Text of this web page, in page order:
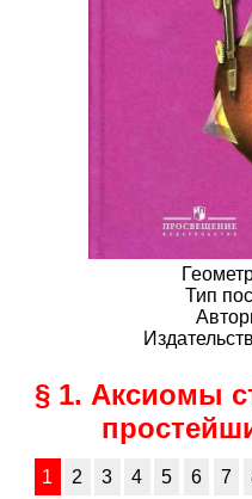
Тип
§ 1. Аксиомы
1 2 3 4 5 6 7